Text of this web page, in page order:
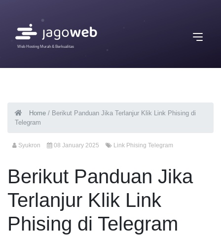
Web Hosting Murah & Berkualitas
Home / Berikut Panduan Jika Terlanjur Klik Link Phising di
Telegram
Syukron 08 January 2025 Link Phising Telegram
Berikut Panduan Jika
Terlanjur Klik Link
Phising di Telegram